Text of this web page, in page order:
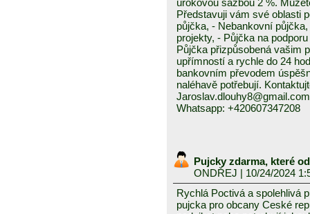
úrokovou sazbou 2 %.
Představuji vám své oblasti
půjčka, - Nebankovní
projekty, - Půjčka na
Půjčka přizpůsobená vašim
upřímností a rychle do 24
bankovním převodem
naléhavě potřebují.
Jaroslav.dlouhy8@gmail.com
Whatsapp: +420607347208
Pujcky zdarma, které
ONDŘEJ | 10/24/2024
Rychlá Poctivá a spolehlivá
pujcka pro obcany Ceské